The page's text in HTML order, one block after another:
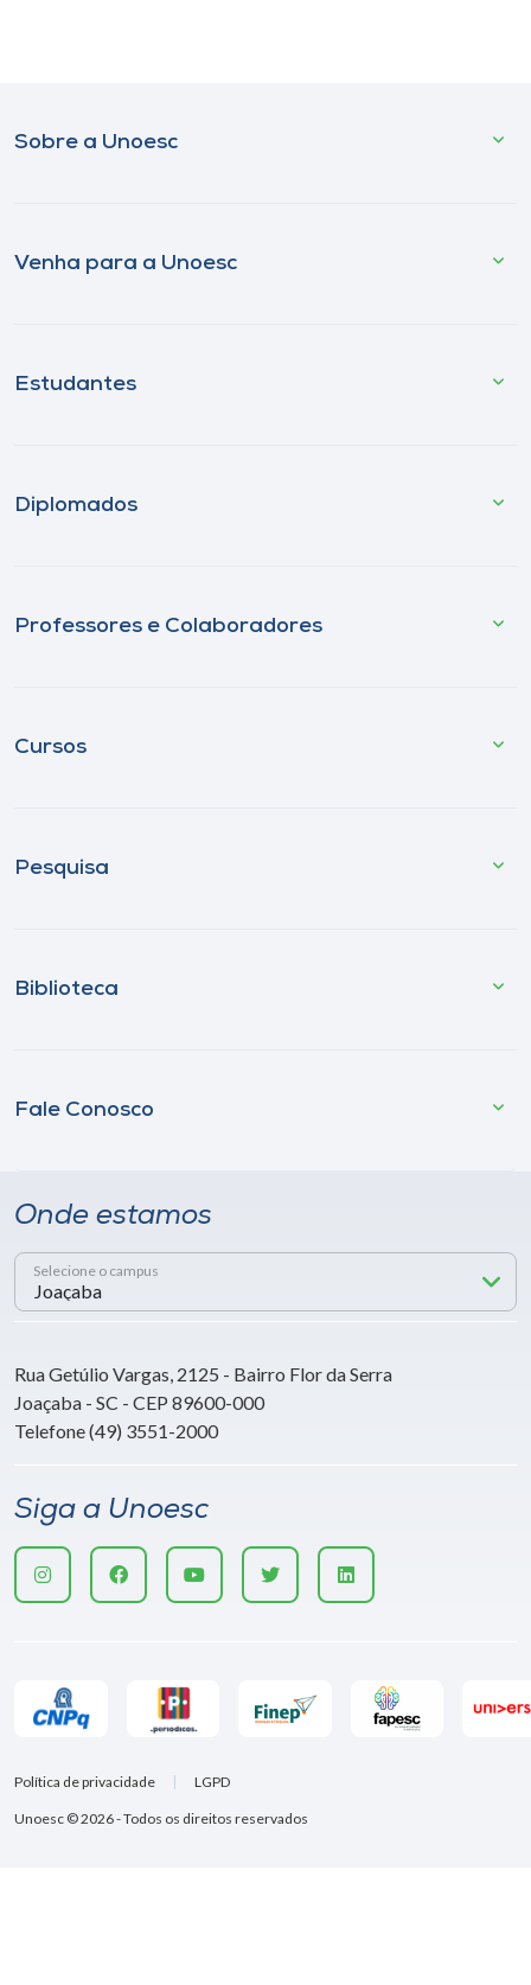
Sobre a Unoesc
Venha para a Unoesc
Estudantes
Diplomados
Professores e Colaboradores
Cursos
Pesquisa
Biblioteca
Fale Conosco
Onde estamos
Selecione o campus
Rua Getúlio Vargas, 2125 - Bairro Flor da Serra
Joaçaba - SC - CEP 89600-000
Telefone (49) 3551-2000
Siga a Unoesc
Unoesc © 2026 - Todos os direitos reservados
Política de privacidade LGPD